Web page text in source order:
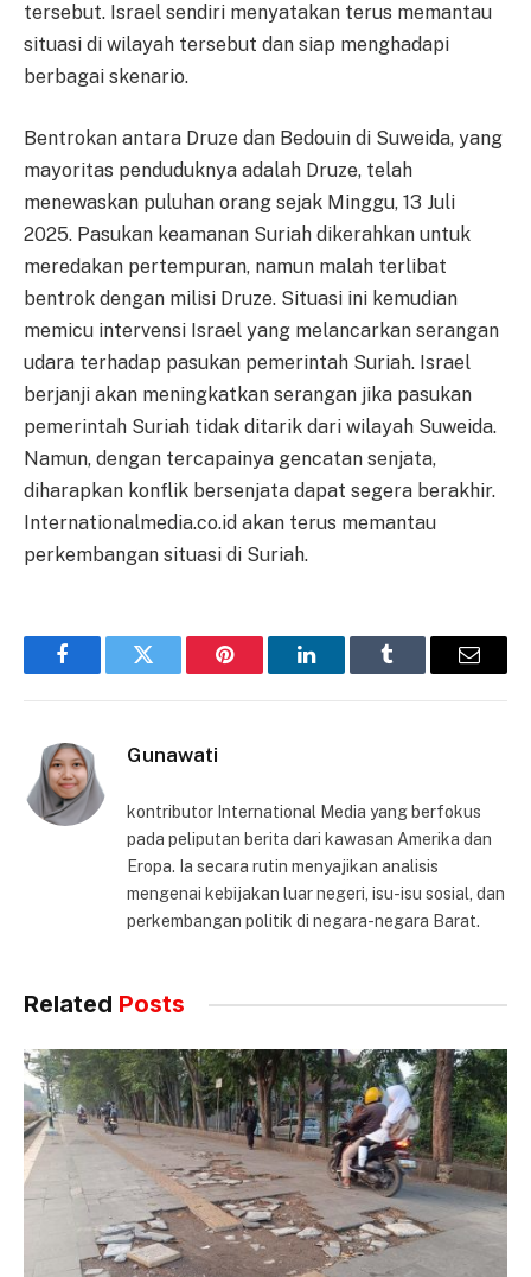
tersebut. Israel sendiri menyatakan terus memantau
situasi di wilayah tersebut dan siap menghadapi
berbagai skenario.
Bentrokan antara Druze dan Bedouin di Suweida, yang
mayoritas penduduknya adalah Druze, telah
menewaskan puluhan orang sejak Minggu, 13 Juli
2025. Pasukan keamanan Suriah dikerahkan untuk
meredakan pertempuran, namun malah terlibat
bentrok dengan milisi Druze. Situasi ini kemudian
memicu intervensi Israel yang melancarkan serangan
udara terhadap pasukan pemerintah Suriah. Israel
berjanji akan meningkatkan serangan jika pasukan
pemerintah Suriah tidak ditarik dari wilayah Suweida.
Namun, dengan tercapainya gencatan senjata,
diharapkan konflik bersenjata dapat segera berakhir.
Internationalmedia.co.id akan terus memantau
perkembangan situasi di Suriah.
FacebookTwitter Pinterest LinkedInTumblr Email
Gunawati
kontributor International Media yang berfokus
pada peliputan berita dari kawasan Amerika dan
Eropa. Ia secara rutin menyajikan analisis
mengenai kebijakan luar negeri, isu-isu sosial, dan
perkembangan politik di negara-negara Barat.
Related Posts